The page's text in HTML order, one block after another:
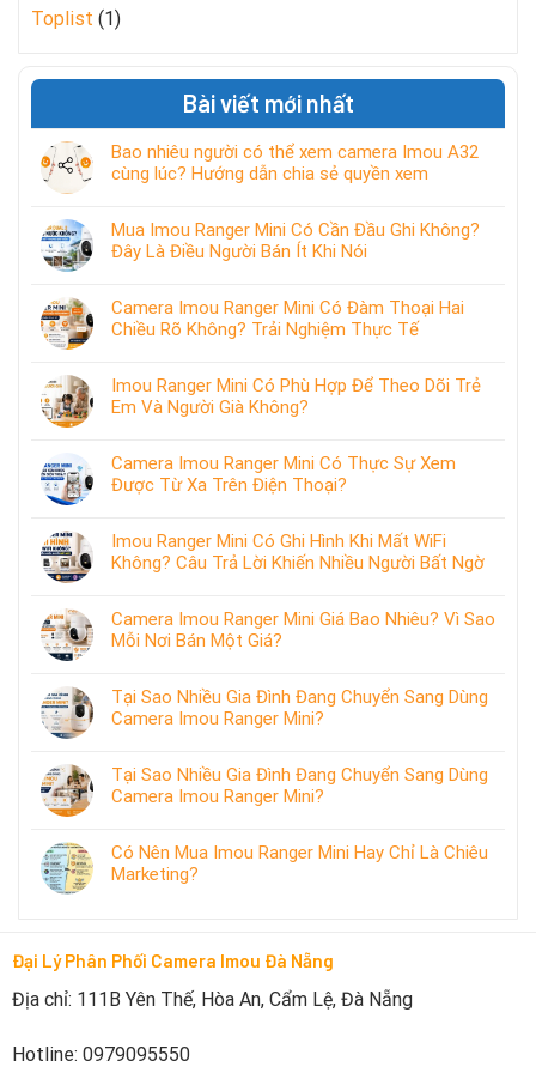
Toplist (1)
Bài viết mới nhất
Bao nhiêu người có thể xem camera Imou A32
cùng lúc? Hướng dẫn chia sẻ quyền xem
Mua Imou Ranger Mini Có Cần Đầu Ghi Không?
Đây Là Điều Người Bán Ít Khi Nói
Camera Imou Ranger Mini Có Đàm Thoại Hai
Chiều Rõ Không? Trải Nghiệm Thực Tế
Imou Ranger Mini Có Phù Hợp Để Theo Dõi Trẻ
Em Và Người Già Không?
Camera Imou Ranger Mini Có Thực Sự Xem
Được Từ Xa Trên Điện Thoại?
Imou Ranger Mini Có Ghi Hình Khi Mất WiFi
Không? Câu Trả Lời Khiến Nhiều Người Bất Ngờ
Camera Imou Ranger Mini Giá Bao Nhiêu? Vì Sao
Mỗi Nơi Bán Một Giá?
Tại Sao Nhiều Gia Đình Đang Chuyển Sang Dùng
Camera Imou Ranger Mini?
Tại Sao Nhiều Gia Đình Đang Chuyển Sang Dùng
Camera Imou Ranger Mini?
Có Nên Mua Imou Ranger Mini Hay Chỉ Là Chiêu
Marketing?
Đại Lý Phân Phối Camera Imou Đà Nẵng
Địa chỉ: 111B Yên Thế, Hòa An, Cẩm Lệ, Đà Nẵng
Hotline: 0979095550